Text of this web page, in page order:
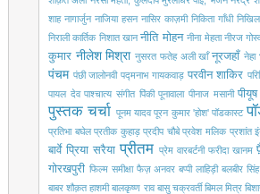
शाह नागार्जुन नाजिया हसन नासिर काज़मी निकिता गाँधी
निराली कार्तिक निशात खान नीति मोहन नीना मेहता नीरज
कुमार नीलेश मिश्रा नुसरत फतेह अली खाँ नूरजहाँ नेहा
पंचम पंछी जालोनवी पद्मनाभ गायकवाड़ परवीन शाकिर
पायल देव पाश्चात्य संगीत पिंकी पूनावाला पीनाज मसानी
पुस्तक चर्चा पूनम यादव पूरन कुमार 'होश' पॉडकास्ट
प्रतिभा बघेल प्रतीक कुहाड़ प्रदीप चौबे प्रवेश मलिक प्रशांत
बार्वे प्रिया सरैया प्रीतम प्रेम वारबर्टनी फरीदा खानम
गोरखपुरी फिल्म समीक्षा फैज़ अनवर बप्पी लाहिड़ी बलबीर
बाबर शौक़त हाशमी बालकृष्ण राव बासु चक्रवर्ती बिमल मित्र